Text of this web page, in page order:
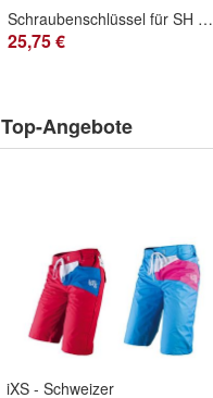
Schraubenschlüssel für SH HollowTech II / BB9000 / R60 cups
25,75 €
Top-Angebote
iXS - Schweizer